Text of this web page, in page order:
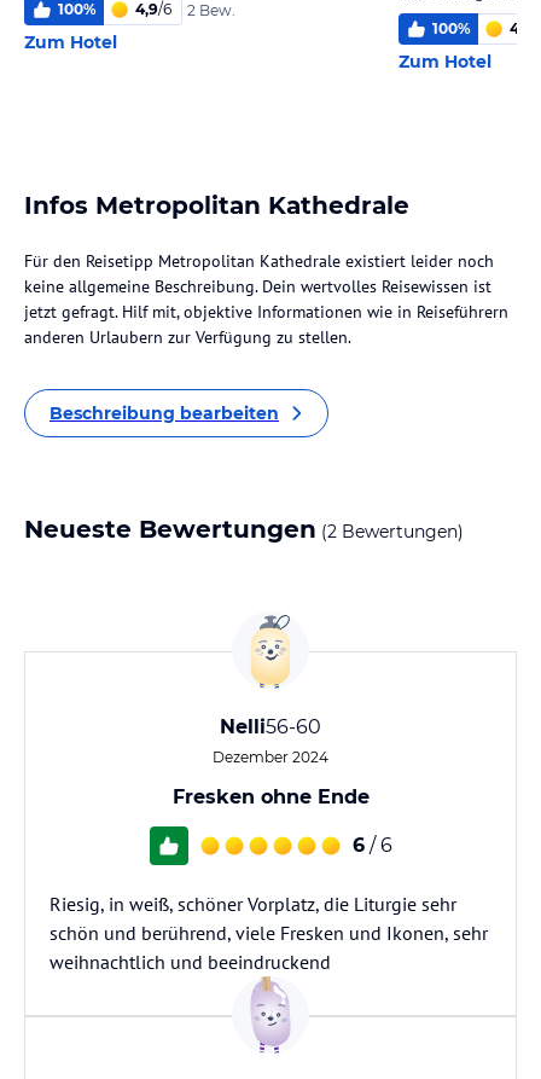
100% 4,9/6 2 Bew.
Zum Hotel
100% 4
Zum Hotel
Infos Metropolitan Kathedrale
Für den Reisetipp Metropolitan Kathedrale existiert leider noch
keine allgemeine Beschreibung. Dein wertvolles Reisewissen ist
jetzt gefragt. Hilf mit, objektive Informationen wie in Reiseführern
anderen Urlaubern zur Verfügung zu stellen.
Beschreibung bearbeiten
Neueste Bewertungen (2 Bewertungen)
Nelli56-60
Dezember 2024
Fresken ohne Ende
6 / 6
Riesig, in weiß, schöner Vorplatz, die Liturgie sehr
schön und berührend, viele Fresken und Ikonen, sehr
weihnachtlich und beeindruckend